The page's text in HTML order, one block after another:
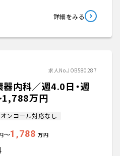
詳細をみる
求人No.JOB580287
器内科／週4.0日・週
1,788万円
オンコール対応なし
〜1,788 万円